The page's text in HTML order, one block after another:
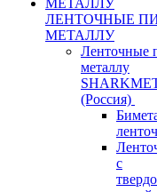
ЛЕНТОЧНЫЕ
МЕТАЛЛУ
Ленточные
металлу
(Россия)
с